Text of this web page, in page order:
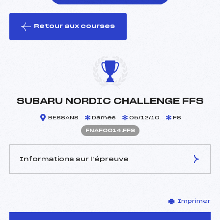
le ski
Retour aux courses
SUBARU NORDIC CHALLENGE FFS
BESSANS Dames 05/12/10 FS
FNAF0014.FFS
Informations sur l’épreuve
BURDET JEAN PIERRE
(SA)
Imprimer